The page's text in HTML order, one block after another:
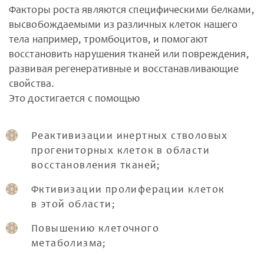
Факторы роста являются специфическими белками,
высвобождаемыми из различных клеток нашего
тела например, тромбоцитов, и помогают
восстановить нарушения тканей или повреждения,
развивая регенеративные и восстанавливающие
свойства.
Это достигается с помощью
Реактивизации инертных стволовых
прогениторных клеток в области
восстановления тканей;
Фктивизации пролиферации клеток
в этой области;
Повышению клеточного
метаболизма;